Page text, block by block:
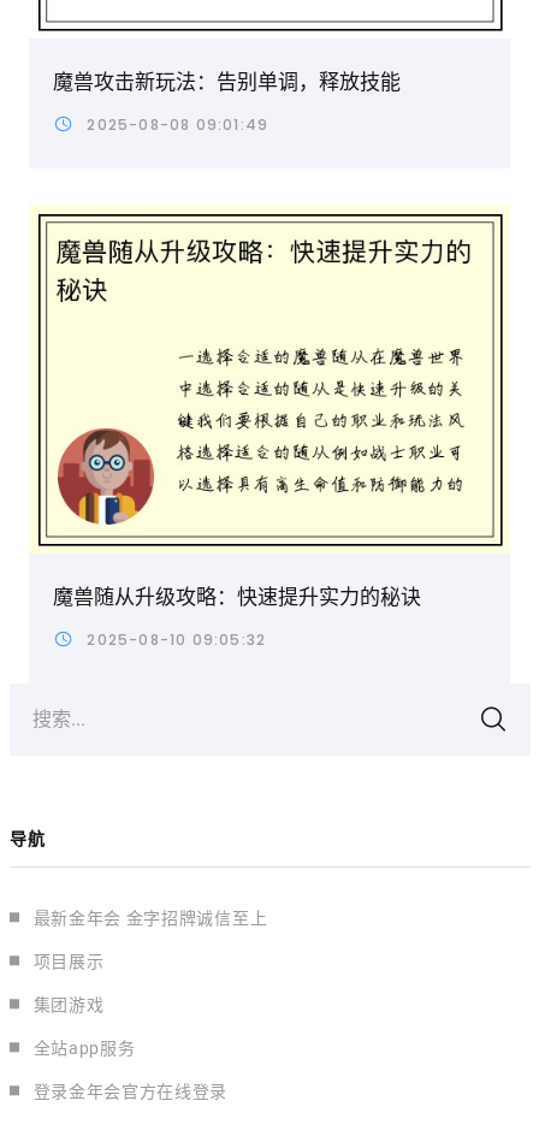
魔兽攻击新玩法：告别单调，释放技能
2025-08-08 09:01:49
魔兽随从升级攻略：快速提升实力的秘诀
2025-08-10 09:05:32
搜索...
导航
最新金年会 金字招牌诚信至上
项目展示
集团游戏
全站app服务
登录金年会官方在线登录